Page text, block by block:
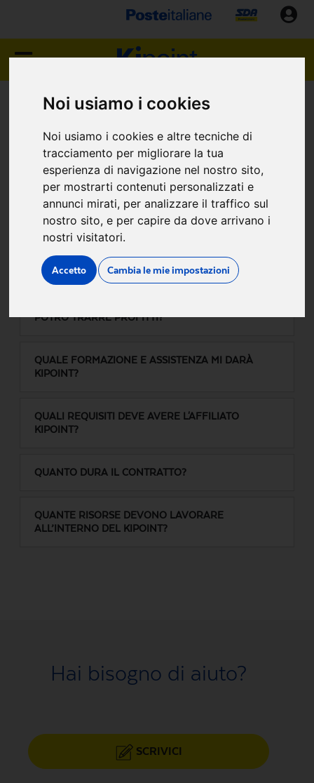
Noi usiamo i cookies
Noi usiamo i cookies e altre tecniche di
tracciamento per migliorare la tua
esperienza di navigazione nel nostro sito,
per mostrarti contenuti personalizzati e
annunci mirati, per analizzare il traffico sul
nostro sito, e per capire da dove arrivano i
nostri visitatori.
Accetto Cambia le mie impostazioni
CHE COSA DIFFERENZIA KIPOINT DALLA
CONCORRENZA?
E' NECESSARIO AVER MATURATO PRECEDENTI
ESPERIENZE NEL SETTORE?
DIRITTO D'USO DEL MARCHIO?
POTRÒ TRARRE PROFITTI?
QUALE FORMAZIONE E ASSISTENZA MI DARÀ
KIPOINT?
QUALI REQUISITI DEVE AVERE L'AFFILIATO
KIPOINT?
QUANTO DURA IL CONTRATTO?
QUANTE RISORSE DEVONO LAVORARE
ALL’INTERNO DEL KIPOINT?
Hai bisogno di aiuto?
SCRIVICI